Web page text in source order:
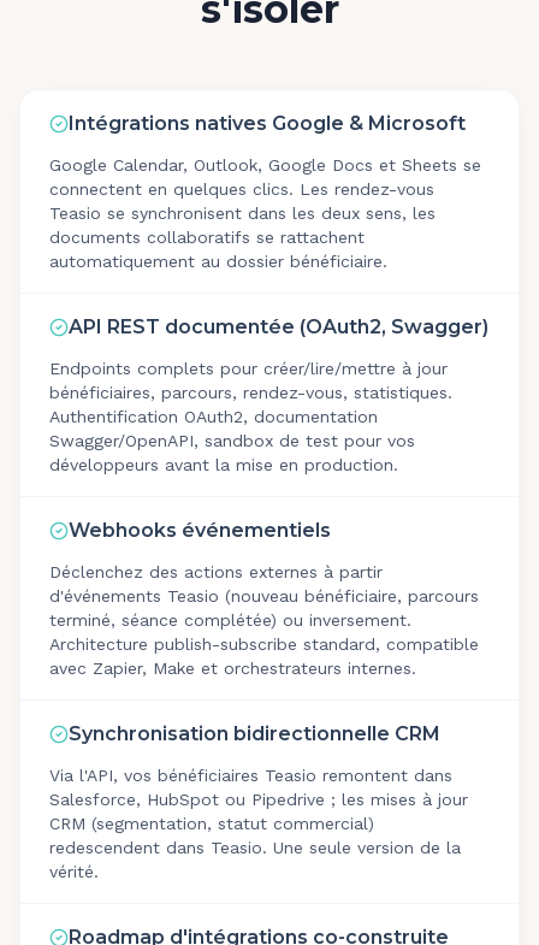
Intégrations natives Google & Microsoft
Google Calendar, Outlook, Google Docs et Sheets se
connectent en quelques clics. Les rendez-vous
Teasio se synchronisent dans les deux sens, les
documents collaboratifs se rattachent
automatiquement au dossier bénéficiaire.
API REST documentée (OAuth2, Swagger)
Endpoints complets pour créer/lire/mettre à jour
bénéficiaires, parcours, rendez-vous, statistiques.
Authentification OAuth2, documentation
Swagger/OpenAPI, sandbox de test pour vos
développeurs avant la mise en production.
Webhooks événementiels
Déclenchez des actions externes à partir
d'événements Teasio (nouveau bénéficiaire, parcours
terminé, séance complétée) ou inversement.
Architecture publish-subscribe standard, compatible
avec Zapier, Make et orchestrateurs internes.
Synchronisation bidirectionnelle CRM
Via l'API, vos bénéficiaires Teasio remontent dans
Salesforce, HubSpot ou Pipedrive ; les mises à jour
CRM (segmentation, statut commercial)
redescendent dans Teasio. Une seule version de la
vérité.
Roadmap d'intégrations co-construite